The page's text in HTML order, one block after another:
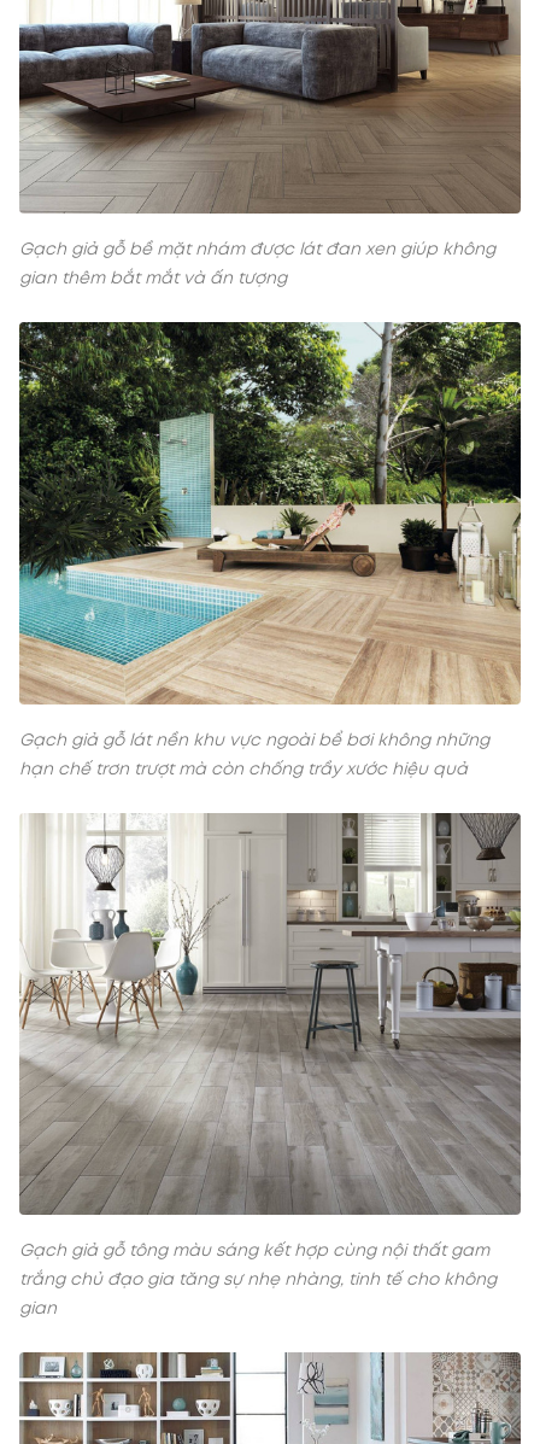
Gạch giả gỗ bề mặt nhám được lát đan xen giúp không
gian thêm bắt mắt và ấn tượng
Gạch giả gỗ lát nền khu vực ngoài bể bơi không những
hạn chế trơn trượt mà còn chống trầy xước hiệu quả
Gạch giả gỗ tông màu sáng kết hợp cùng nội thất gam
trắng chủ đạo gia tăng sự nhẹ nhàng, tinh tế cho không
gian